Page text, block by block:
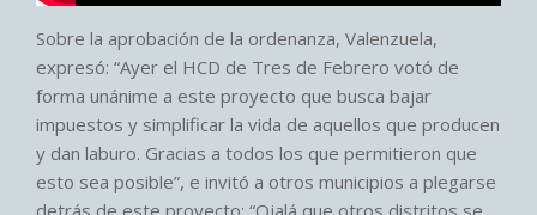
Sobre la aprobación de la ordenanza, Valenzuela,
expresó: “Ayer el HCD de Tres de Febrero votó de
forma unánime a este proyecto que busca bajar
impuestos y simplificar la vida de aquellos que producen
y dan laburo. Gracias a todos los que permitieron que
esto sea posible”, e invitó a otros municipios a plegarse